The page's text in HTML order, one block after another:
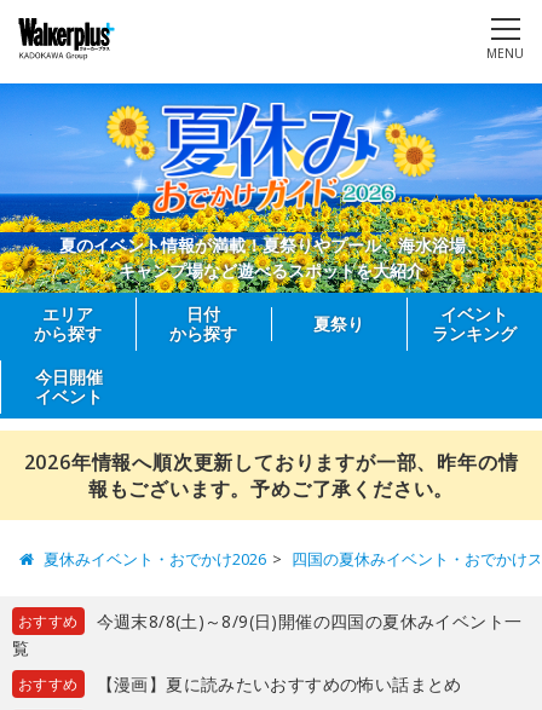
MENU
夏のイベント情報が満載！夏祭りやプール、海水浴場、
キャンプ場など遊べるスポットを大紹介
エリア
から探す
日付
から探す
夏祭り
イベント
ランキング
今日開催
イベント
2026年情報へ順次更新しておりますが一部、昨年の情
報もございます。予めご了承ください。
夏休みイベント・おでかけ2026 四国の夏休みイベント・おでかけ
おすすめ
今週末8/8(土)～8/9(日)開催の四国の夏休みイベント一
覧
おすすめ 【漫画】夏に読みたいおすすめの怖い話まとめ